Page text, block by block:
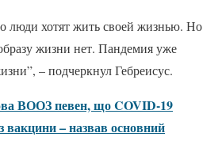
люди хотят жить своей жизнью. Но
жизни нет. Пандемия уже
– подчеркнул Гебреисус.
ВООЗ певен, що COVID-19
вакцини – назвав основний